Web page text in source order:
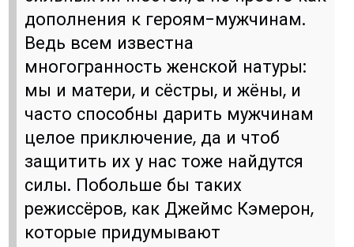
дополнения к героям-мужчинам.
Ведь всем известна
многогранность женской натуры:
мы и матери, и сёстры, и жёны, и
часто способны дарить мужчинам
целое приключение, да и чтоб
защитить их у нас тоже найдутся
силы. Побольше бы таких
режиссёров, как Джеймс Кэмерон,
которые придумывают